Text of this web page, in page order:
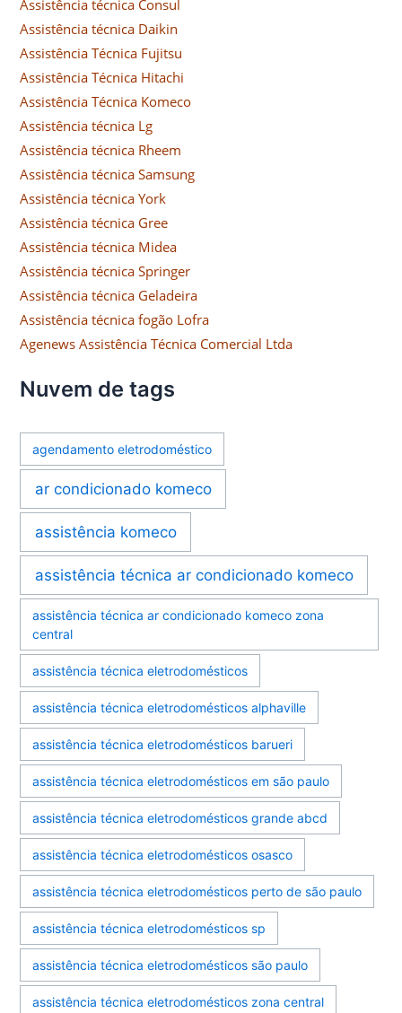
Assistência técnica Consul
Assistência técnica Daikin
Assistência Técnica Fujitsu
Assistência Técnica Hitachi
Assistência Técnica Komeco
Assistência técnica Lg
Assistência técnica Rheem
Assistência técnica Samsung
Assistência técnica York
Assistência técnica Gree
Assistência técnica Midea
Assistência técnica Springer
Assistência técnica Geladeira
Assistência técnica fogão Lofra
Agenews Assistência Técnica Comercial Ltda
Nuvem de tags
agendamento eletrodoméstico
ar condicionado komeco
assistência komeco
assistência técnica ar condicionado komeco
assistência técnica ar condicionado komeco zona
central
assistência técnica eletrodomésticos
assistência técnica eletrodomésticos alphaville
assistência técnica eletrodomésticos barueri
assistência técnica eletrodomésticos em são paulo
assistência técnica eletrodomésticos grande abcd
assistência técnica eletrodomésticos osasco
assistência técnica eletrodomésticos perto de são paulo
assistência técnica eletrodomésticos sp
assistência técnica eletrodomésticos são paulo
assistência técnica eletrodomésticos zona central